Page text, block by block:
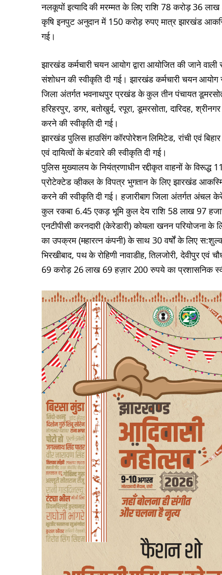
नलकूपों इत्यादि की मरम्मत के लिए राशि 78 करोड़ 36
कृषि इनपुट अनुदान में 150 करोड़ रुपए मात्र झारखंड
गई।
झारखंड कर्मचारी चयन आयोग द्वारा आयोजित की जाने वाली
संशोधन की स्वीकृति दी गई। झारखंड कर्मचारी चयन
जिला अंतर्गत भवनाथपुर प्रखंड के कुल तीन पंचायत
हरिहरपुर, डगर, बतोखुर्द, रपूरा, डूमरसोता, दारिदह,
करने की स्वीकृति दी गई।
झारखंड पुलिस हाउसिंग कॉरपोरेशन लिमिटेड, रांची एवं
एवं दायित्वों के बंटवारे की स्वीकृति दी गई।
पुलिस मुख्यालय के नियंत्रणाधीन रद्दीकृत वाहनों के
प्रोटेक्टेड व्हीकल के विपत्र भुगतान के लिए झारखंड
करने की स्वीकृति दी गई। हजारीबाग जिला अंतर्गत अंचल
कुल रकबा 6.45 एकड़ भूमि कुल देय राशि 58 लाख 97
एनटीपीसी करनदारी (केरेडारी) कोयला खनन परियोजना के
का उपक्रम (महारत्न कंपनी) के साथ 30 वर्षों के लिए
भिरखीबाद, पथ के रोहिणी नावाडीह, तिलजोरी, देवीपुर एवं
69 करोड़ 26 लाख 69 हज़ार 200 रुपये का प्रशासनिक